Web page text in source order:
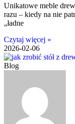
Unikatowe meble
razu – kiedy na nie
„ładne
Czytaj więcej »
2026-02-06
Blog